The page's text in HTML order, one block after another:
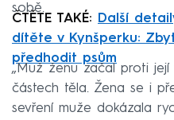
sobě.
ČTĚTE TAKÉ:
Další
dítěte v Kynšperku:
předhodit psům
„Muž ženu začal proti
částech těla. Žena se i
sevření muže dokázala